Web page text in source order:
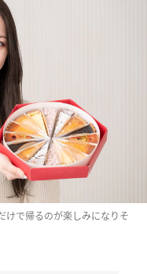
けで帰るのが楽しみになりそ